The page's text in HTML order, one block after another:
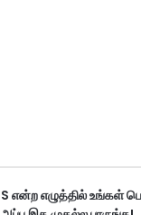
S என்ற எழுத்தில் உங்கள்